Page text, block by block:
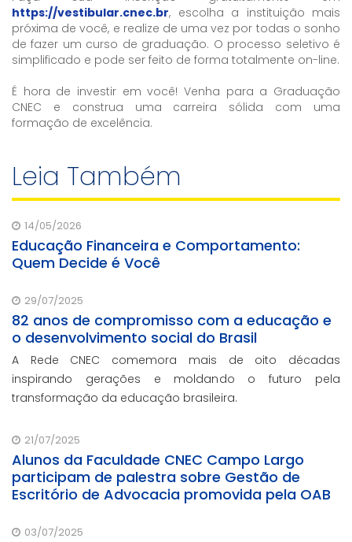
https://vestibular.cnec.br, escolha a instituição mais
próxima de você, e realize de uma vez por todas o sonho
de fazer um curso de graduação. O processo seletivo é
simplificado e pode ser feito de forma totalmente on-line.
É hora de investir em você! Venha para a Graduação
CNEC e construa uma carreira sólida com uma
formação de excelência.
Leia Também
14/05/2026
Educação Financeira e Comportamento:
Quem Decide é Você
29/07/2025
82 anos de compromisso com a educação e
o desenvolvimento social do Brasil
A Rede CNEC comemora mais de oito décadas
inspirando gerações e moldando o futuro pela
transformação da educação brasileira.
21/07/2025
Alunos da Faculdade CNEC Campo Largo
participam de palestra sobre Gestão de
Escritório de Advocacia promovida pela OAB
03/07/2025